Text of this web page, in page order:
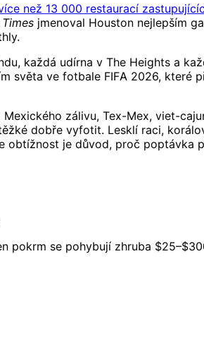
než 13 000 restaurací
jmenoval Houston nejlepším
každá udírna v The Heights a
světa ve fotbale FIFA 2026, které
zálivu, Tex-Mex, viet-
dobře vyfotit. Lesklí raci,
obtížnost je důvod, proč poptávka
pokrm se pohybují zhruba